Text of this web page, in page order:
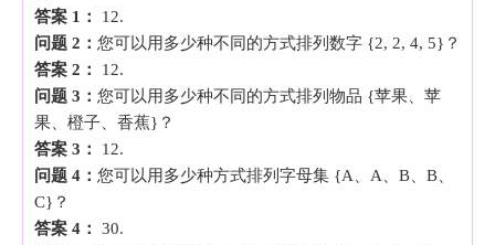
答案 1：
12.
问题 2： 您可以用多少种不同的方式排列数字 {2, 2, 4, 5}？
答案 2：
12.
问题 3： 您可以用多少种不同的方式排列物品 {苹果、苹
果、橙子、香蕉}？
答案 3：
12.
问题 4： 您可以用多少种方式排列字母集 {A、A、B、B、
C}？
答案 4：
30.